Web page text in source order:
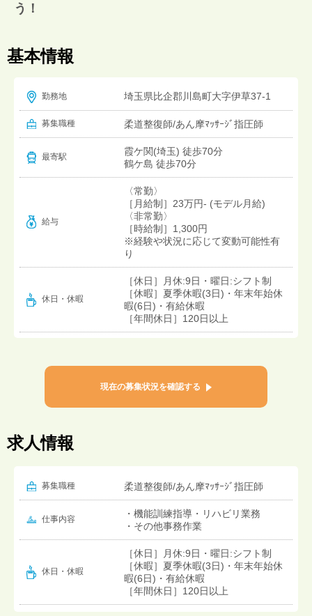
う！
基本情報
勤務地 埼玉県比企郡川島町大字伊草37-1
募集職種 柔道整復師/あん摩ﾏｯｻｰｼﾞ指圧師
最寄駅
霞ケ関(埼玉) 徒歩70分
鶴ケ島 徒歩70分
給与
〈常勤〉
［月給制］23万円- (モデル月給)
〈非常勤〉
［時給制］1,300円
※経験や状況に応じて変動可能性有
り
休日・休暇
［休日］月休:9日・曜日:シフト制
［休暇］夏季休暇(3日)・年末年始休
暇(6日)・有給休暇
［年間休日］120日以上
現在の募集状況を確認する
求人情報
募集職種 柔道整復師/あん摩ﾏｯｻｰｼﾞ指圧師
仕事内容
・機能訓練指導・リハビリ業務
・その他事務作業
休日・休暇
［休日］月休:9日・曜日:シフト制
［休暇］夏季休暇(3日)・年末年始休
暇(6日)・有給休暇
［年間休日］120日以上